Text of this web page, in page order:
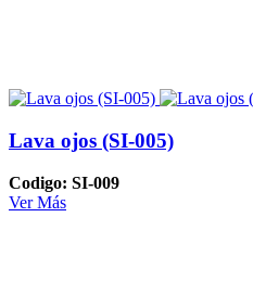
Lava ojos (SI-005)
Codigo: SI-009
Ver Más